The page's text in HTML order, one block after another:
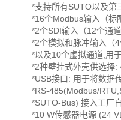
*支持所有SUTO以及第
*16个Modbus输入（标
*2个SDI输入（12个通
*2个模拟和脉冲输入（
*以及10个虚拟通道,用
*2种壁挂式外壳供选择
*USB接口: 用于将数据
*RS-485(Modbus/
*SUTO-Bus) 接入工厂
*10 W传感器电源 (24